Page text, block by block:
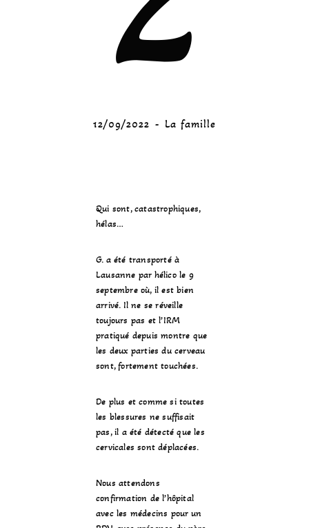
12/09/2022 La famille
Qui sont, catastrophiques,
hélas…
G. a été transporté à
Lausanne par hélico le 9
septembre où, il est bien
arrivé. Il ne se réveille
toujours pas et l’IRM
pratiqué depuis montre que
les deux parties du cerveau
sont, fortement touchées.
De plus et comme si toutes
les blessures ne suffisait
pas, il a été détecté que les
cervicales sont déplacées.
Nous attendons
confirmation de l’hôpital
avec les médecins pour un